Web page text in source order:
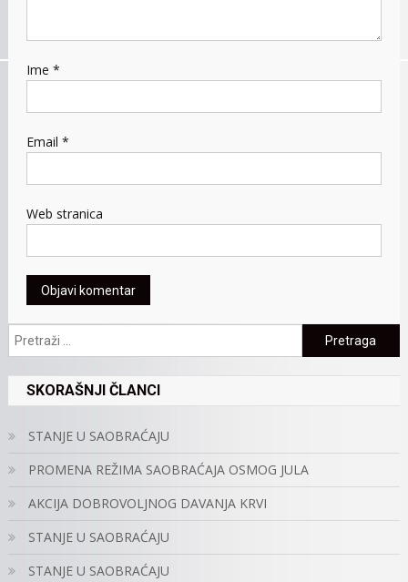
Ime *
Email *
Web stranica
Pretraga:
SKORAŠNJI ČLANCI
STANJE U SAOBRAĆAJU
PROMENA REŽIMA SAOBRAĆAJA OSMOG JULA
AKCIJA DOBROVOLJNOG DAVANJA KRVI
STANJE U SAOBRAĆAJU
STANJE U SAOBRAĆAJU